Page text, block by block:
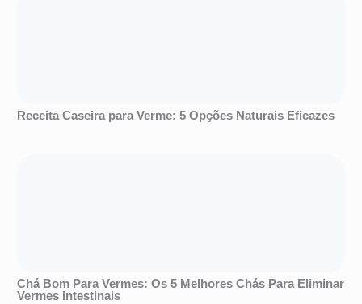
Receita Caseira para Verme: 5 Opções Naturais Eficazes
Chá Bom Para Vermes: Os 5 Melhores Chás Para Eliminar
Vermes Intestinais